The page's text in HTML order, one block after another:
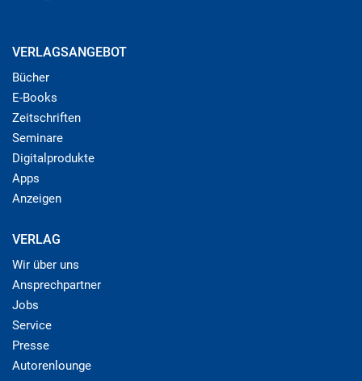
VERLAGSANGEBOT
Bücher
E-Books
Zeitschriften
Seminare
Digitalprodukte
Apps
Anzeigen
VERLAG
Wir über uns
Ansprechpartner
Jobs
Service
Presse
Autorenlounge